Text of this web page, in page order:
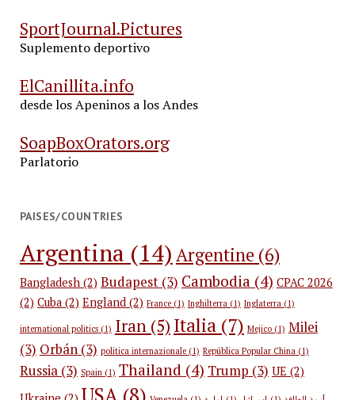
SportJournal.Pictures
Suplemento deportivo
ElCanillita.info
desde los Apeninos a los Andes
SoapBoxOrators.org
Parlatorio
PAISES/COUNTRIES
Argentina (14) Argentine(6)
Bangladesh(2) Budapest(3) Cambodia (4) CPAC 2026
(2) Cuba(2) England(2) France(1) Inghilterra (1) Inglaterra (1)
international politics(1) Iran(5) Italia(7) Mejico(1) Milei
(3) Orbán(3) politica internazionale(1) República Popular China (1)
Russia(3) Spain (1) Thailand (4) Trump (3) UE (2)